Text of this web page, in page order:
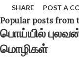
பேசுகின்றனர் . ”
விண்ணோடும்
இவற்றோடும்
(
SHARE POST A
Popular posts from
பொய்யில்
மொழிகள்